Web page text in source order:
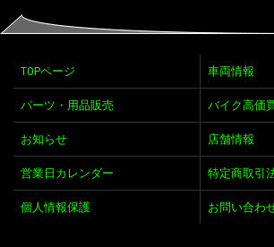
TOPページ 車両情報
パーツ・用品販売 バイク高価
お知らせ 店舗情報
営業日カレンダー 特定商取引
個人情報保護 お問い合わ